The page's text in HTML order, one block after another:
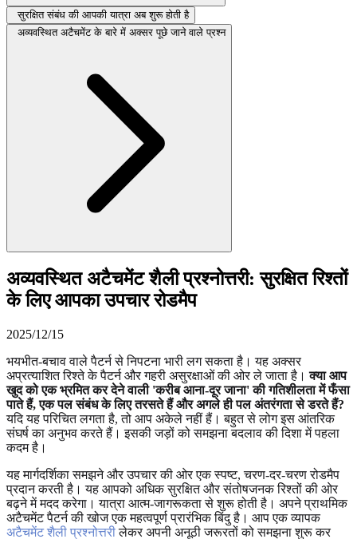
सुरक्षित संबंध की आपकी यात्रा अब शुरू होती है
अव्यवस्थित अटैचमेंट के बारे में अक्सर पूछे जाने वाले प्रश्न
अव्यवस्थित अटैचमेंट शैली प्रश्नोत्तरी: सुरक्षित रिश्तों
के लिए आपका उपचार रोडमैप
2025/12/15
भयभीत-बचाव वाले पैटर्न से निपटना भारी लग सकता है। यह अक्सर
अप्रत्याशित रिश्ते के पैटर्न और गहरी असुरक्षाओं की ओर ले जाता है।क्या आप
खुद को एक भ्रमित कर देने वाली 'करीब आना-दूर जाना' की गतिशीलता में फँसा
पाते हैं, एक पल संबंध के लिए तरसते हैं और अगले ही पल अंतरंगता से डरते हैं?
यदि यह परिचित लगता है, तो आप अकेले नहीं हैं। बहुत से लोग इस आंतरिक
संघर्ष का अनुभव करते हैं। इसकी जड़ों को समझना बदलाव की दिशा में पहला
कदम है।
यह मार्गदर्शिका समझने और उपचार की ओर एक स्पष्ट, चरण-दर-चरण रोडमैप
प्रदान करती है। यह आपको अधिक सुरक्षित और संतोषजनक रिश्तों की ओर
बढ़ने में मदद करेगा। यात्रा आत्म-जागरूकता से शुरू होती है। अपने प्राथमिक
अटैचमेंट पैटर्न की खोज एक महत्वपूर्ण प्रारंभिक बिंदु है। आप एक व्यापक
अटैचमेंट शैली प्रश्नोत्तरीलेकर अपनी अनूठी जरूरतों को समझना शुरू कर